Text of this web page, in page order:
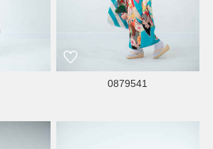
0879541